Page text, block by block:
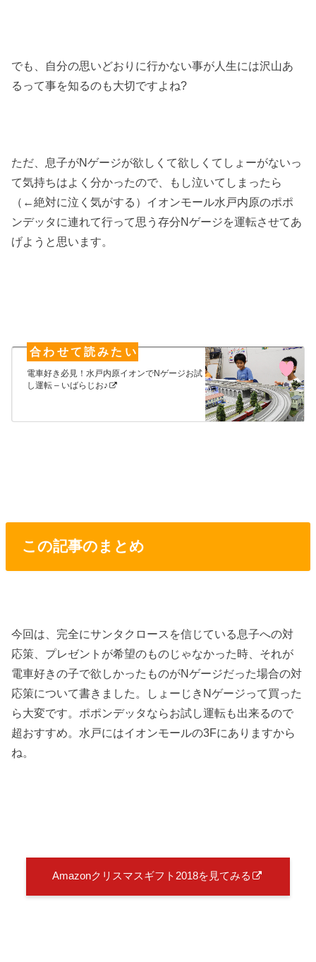
でも、自分の思いどおりに行かない事が人生には沢山あ
るって事を知るのも大切ですよね?
ただ、息子がNゲージが欲しくて欲しくてしょーがないっ
て気持ちはよく分かったので、もし泣いてしまったら
（←絶対に泣く気がする）イオンモール水戸内原のポポ
ンデッタに連れて行って思う存分Nゲージを運転させてあ
げようと思います。
電車好き必見！水戸内原イオンでNゲージお試
し運転 – いばらじお♪
この記事のまとめ
今回は、完全にサンタクロースを信じている息子への対
応策、プレゼントが希望のものじゃなかった時、それが
電車好きの子で欲しかったものがNゲージだった場合の対
応策について書きました。しょーじきNゲージって買った
ら大変です。ポポンデッタならお試し運転も出来るので
超おすすめ。水戸にはイオンモールの3Fにありますから
ね。
Amazonクリスマスギフト2018を見てみる